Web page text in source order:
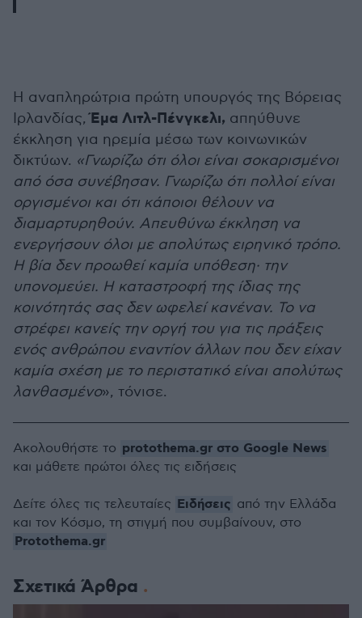
Η αναπληρώτρια πρώτη υπουργός της Βόρειας
Ιρλανδίας,Έμα Λιτλ-Πένγκελι, απηύθυνε
έκκληση για ηρεμία μέσω των κοινωνικών
δικτύων. «Γνωρίζω ότι όλοι είναι σοκαρισμένοι
από όσα συνέβησαν. Γνωρίζω ότι πολλοί είναι
οργισμένοι και ότι κάποιοι θέλουν να
διαμαρτυρηθούν. Απευθύνω έκκληση να
ενεργήσουν όλοι με απολύτως ειρηνικό τρόπο.
Η βία δεν προωθεί καμία υπόθεση· την
υπονομεύει. Η καταστροφή της ίδιας της
κοινότητάς σας δεν ωφελεί κανέναν. Το να
στρέφει κανείς την οργή του για τις πράξεις
ενός ανθρώπου εναντίον άλλων που δεν είχαν
καμία σχέση με το περιστατικό είναι απολύτως
λανθασμένο», τόνισε.
Σχετικά Άρθρα
Ακολουθήστε το protothema.gr στο Google News
και μάθετε πρώτοι όλες τις ειδήσεις
Δείτε όλες τις τελευταίες Ειδήσεις από την Ελλάδα
και τον Κόσμο, τη στιγμή που συμβαίνουν, στο
Protothema.gr